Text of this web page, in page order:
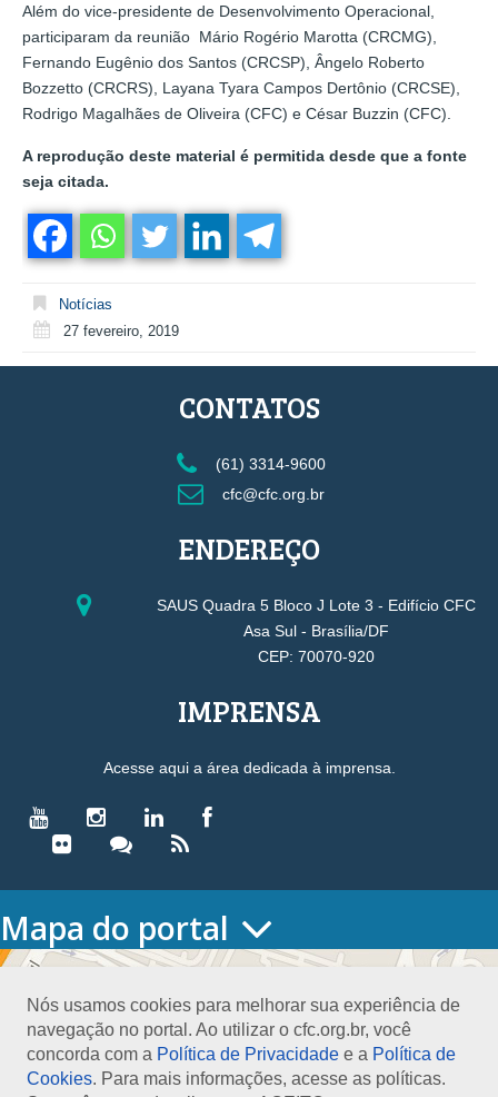
Além do vice-presidente de Desenvolvimento Operacional,
participaram da reunião Mário Rogério Marotta (CRCMG),
Fernando Eugênio dos Santos (CRCSP), Ângelo Roberto
Bozzetto (CRCRS), Layana Tyara Campos Dertônio (CRCSE),
Rodrigo Magalhães de Oliveira (CFC) e César Buzzin (CFC).
A reprodução deste material é permitida desde que a fonte
seja citada.
Notícias
27 fevereiro, 2019
Nós usamos cookies para melhorar sua experiência de
navegação no portal. Ao utilizar o cfc.org.br, você
concorda com a Política de Privacidade e a Política de
Cookies. Para mais informações, acesse as políticas.
CONTATOS
(61) 3314-9600
cfc@cfc.org.br
ENDEREÇO
SAUS Quadra 5 Bloco J Lote 3 - Edifício CFC
Asa Sul - Brasília/DF
CEP: 70070-920
IMPRENSA
Acesse aqui a área dedicada à imprensa.
Mapa do portal
HOME
Conselho Diretor
Nossa Sede
Planejamento
Organograma